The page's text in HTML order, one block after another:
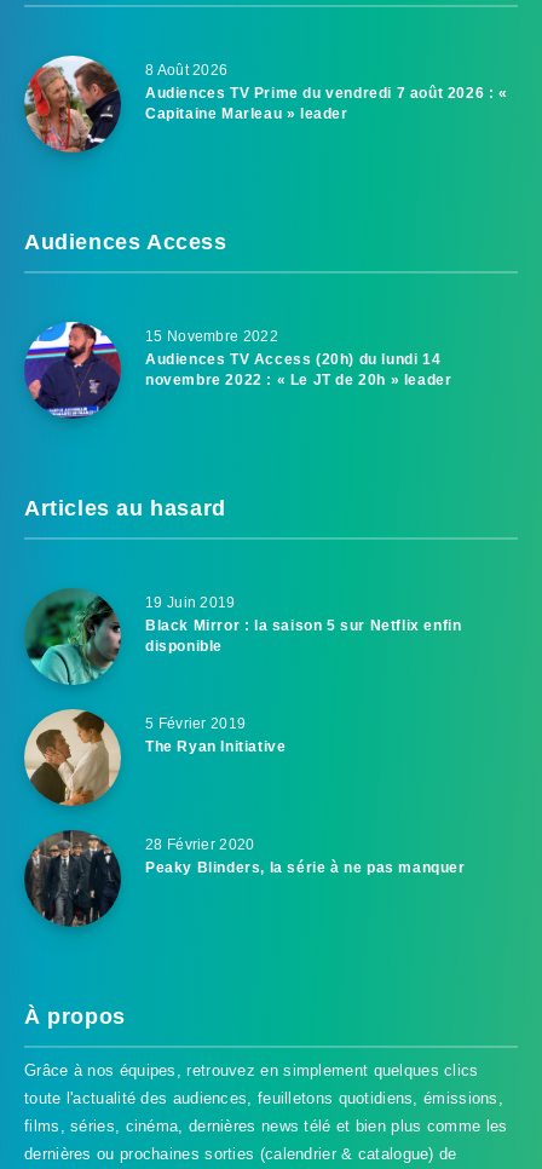
8 Août 2026
Audiences TV Prime du vendredi 7 août 2026 : «
Capitaine Marleau » leader
Audiences Access
15 Novembre 2022
Audiences TV Access (20h) du lundi 14
novembre 2022 : « Le JT de 20h » leader
Articles au hasard
19 Juin 2019
Black Mirror : la saison 5 sur Netflix enfin
disponible
5 Février 2019
The Ryan Initiative
28 Février 2020
Peaky Blinders, la série à ne pas manquer
À propos
Grâce à nos équipes, retrouvez en simplement quelques clics
toute l'actualité des audiences, feuilletons quotidiens, émissions,
films, séries, cinéma, dernières news télé et bien plus comme les
dernières ou prochaines sorties (calendrier & catalogue) de